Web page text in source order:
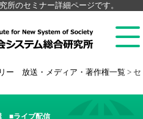
所のセミナー詳細ページです。
ー 放送・メディア・著作権一覧 > セ
■ライブ配信